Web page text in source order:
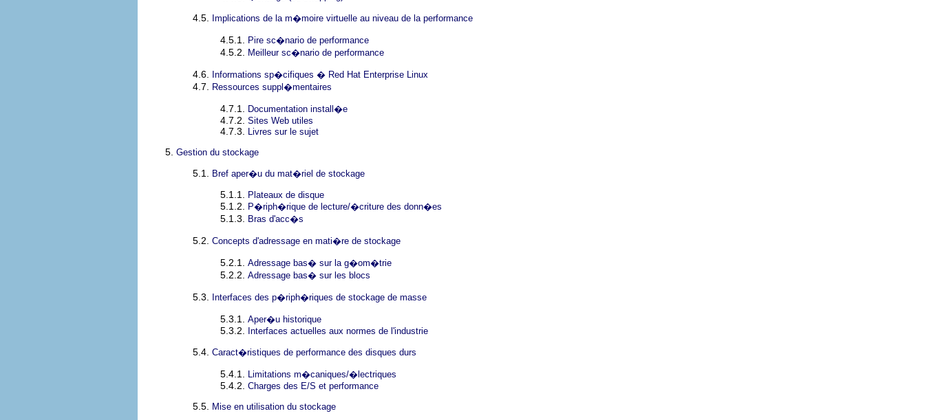
4.5. Implications de la m�moire virtuelle au niveau de la performance
4.5.1. Pire sc�nario de performance
4.5.2. Meilleur sc�nario de performance
4.6. Informations sp�cifiques � Red Hat Enterprise Linux
4.7. Ressources suppl�mentaires
4.7.1. Documentation install�e
4.7.2. Sites Web utiles
4.7.3. Livres sur le sujet
5. Gestion du stockage
5.1. Bref aper�u du mat�riel de stockage
5.1.1. Plateaux de disque
5.1.2. P�riph�rique de lecture/�criture des donn�es
5.1.3. Bras d'acc�s
5.2. Concepts d'adressage en mati�re de stockage
5.2.1. Adressage bas� sur la g�om�trie
5.2.2. Adressage bas� sur les blocs
5.3. Interfaces des p�riph�riques de stockage de masse
5.3.1. Aper�u historique
5.3.2. Interfaces actuelles aux normes de l'industrie
5.4. Caract�ristiques de performance des disques durs
5.4.1. Limitations m�caniques/�lectriques
5.4.2. Charges des E/S et performance
5.5. Mise en utilisation du stockage